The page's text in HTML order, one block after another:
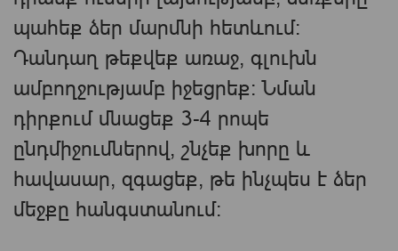
պահեք ձեր մարմնի հետևում:
Դանդաղ թեքվեք առաջ, գլուխն
ամբողջությամբ իջեցրեք: Նման
դիրքում մնացեք 3-4 րոպե
ընդմիջումներով, շնչեք խորը և
հավասար, զգացեք, թե ինչպես է ձեր
մեջքը հանգստանում։